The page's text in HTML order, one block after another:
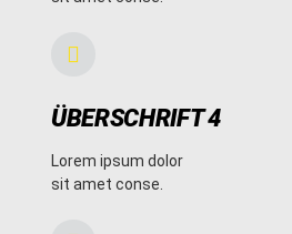
ÜBERSCHRIFT 4
Lorem ipsum dolor
sit amet conse.